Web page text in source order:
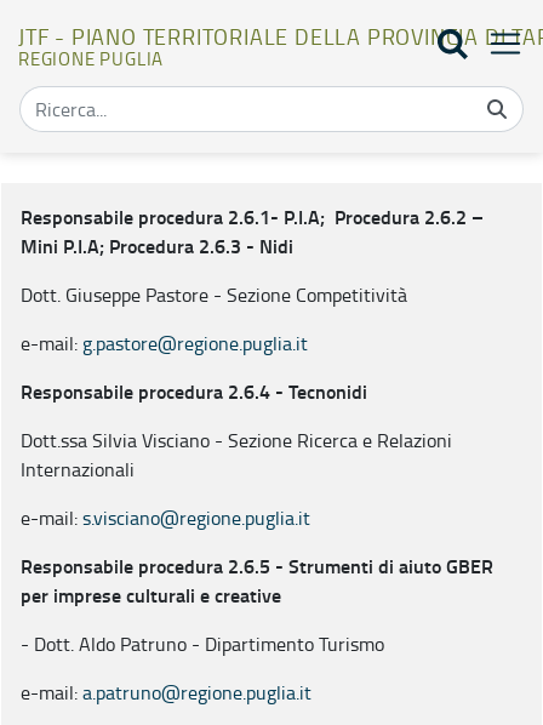
JTF - PIANO TERRITORIALE DELLA PROVINCIA DI
REGIONE PUGLIA
Responsabile procedura 2.6.1- P.I.A; Procedura 2.6.2 –
Mini P.I.A; Procedura 2.6.3 - Nidi
Dott. Giuseppe Pastore - Sezione Competitività
e-mail: g.pastore@regione.puglia.it
Responsabile procedura 2.6.4 - Tecnonidi
Dott.ssa Silvia Visciano - Sezione Ricerca e Relazioni
Internazionali
e-mail:s.visciano@regione.puglia.it
Responsabile procedura 2.6.5 - Strumenti di aiuto GBER
per imprese culturali e creative
- Dott. Aldo Patruno - Dipartimento Turismo
e-mail:a.patruno@regione.puglia.it